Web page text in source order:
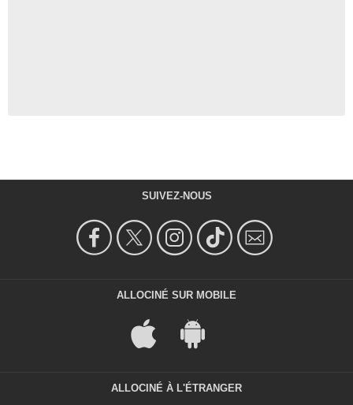
SUIVEZ-NOUS
ALLOCINÉ SUR MOBILE
ALLOCINÉ À L'ÉTRANGER